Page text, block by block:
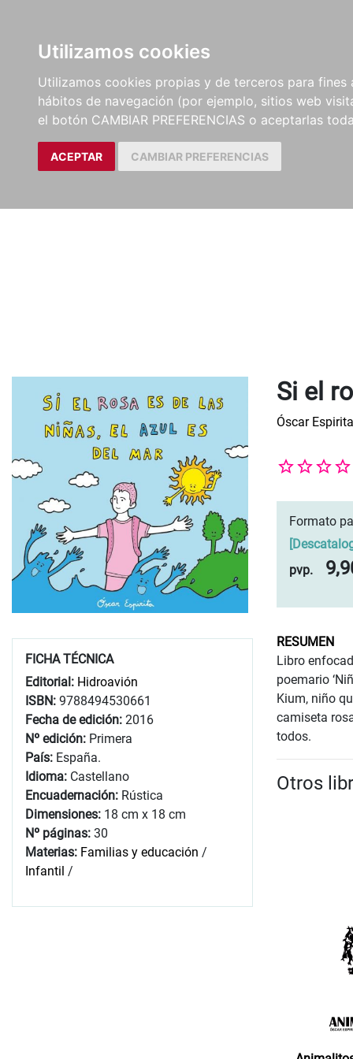
Utilizamos cookies
Utilizamos cookies propias y de terceros para
hábitos de navegación (por ejemplo, sitios web
el botón CAMBIAR PREFERENCIAS o aceptarlas
ACEPTAR CAMBIAR PREFERENCIAS
FICHA TÉCNICA
Editorial: Hidroavión
ISBN: 9788494530661
Fecha de edición: 2016
Nº edición: Primera
País: España.
Idioma: Castellano
Encuadernación: Rústica
Dimensiones: 18 cm x 18 cm
Nº páginas: 30
Materias: Familias y educación /
Infantil /
Si el
Óscar Espirita
Formato
pvp.
RESUMEN
Libro
poemario
Kium, niño
camiseta
todos.
Otros